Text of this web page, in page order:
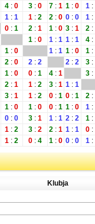
4 : 0 3 : 0 7 : 1 1 : 0 1 :
1 : 1 1 : 2 2 : 0 0 : 0 1 :
0 : 1 2 : 1 1 : 0 3 : 1 2 :
1 : 0 1 : 1 1 : 1 4 :
1 : 0 1 : 1 1 : 0 1 :
2 : 0 2 : 2 2 : 2 3 :
1 : 0 0 : 1 4 : 1 3 :
2 : 1 1 : 2 3 : 1 1 : 1
3 : 1 1 : 2 0 : 1 0 : 1 2 :
1 : 0 1 : 0 0 : 1 1 : 0 1 :
0 : 0 3 : 1 1 : 1 2 : 2 1 :
1 : 2 3 : 2 2 : 1 1 : 1 0 :
1 : 2 0 : 4 1 : 0 0 : 0 1 :
Klubja